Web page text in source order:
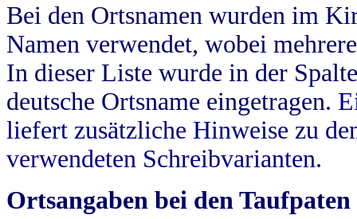
Bei den Ortsnamen wurden im
Namen verwendet, wobei
In dieser Liste wurde in der
deutsche Ortsname eingetragen.
liefert zusätzliche Hinweise zu
verwendeten Schreibvarianten.
Ortsangaben bei den Taufpaten